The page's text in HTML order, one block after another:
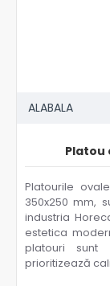
ALABALA
Platou
Platourile
350x250 mm,
industria
estetica
platouri sunt
prioritizează